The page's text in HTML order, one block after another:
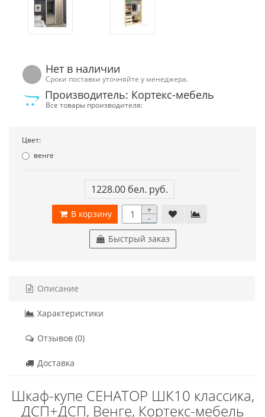
Нет в наличии
Сроки поставки уточняйте у менеджера.
Производитель: Кортекс-мебель
Все товары производителя:
Цвет:
венге
1228.00 бел. руб.
В корзину +
-
Быстрый заказ
Описание
Характеристики
Отзывов (0)
Доставка
Шкаф-купе СЕНАТОР ШК10 классика,
ДСП+ДСП, Венге, Кортекс-мебель